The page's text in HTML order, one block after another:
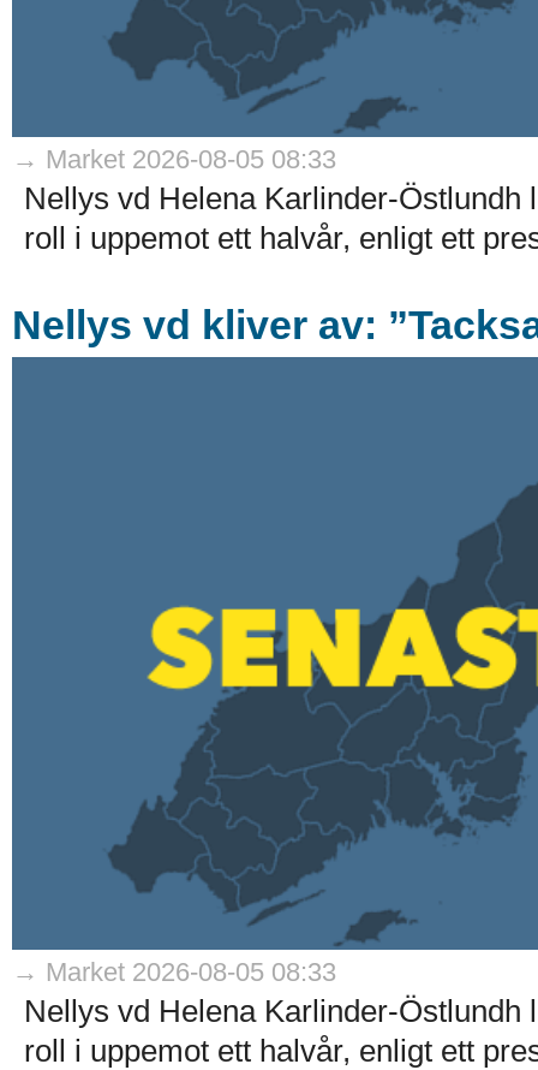
→ Market 2026-08-05 08:33
Nellys vd Helena Karlinder-
roll i uppemot ett halvår, enligt ett
Nellys vd kliver av:
→ Market 2026-08-05 08:33
Nellys vd Helena Karlinder-
roll i uppemot ett halvår, enligt ett